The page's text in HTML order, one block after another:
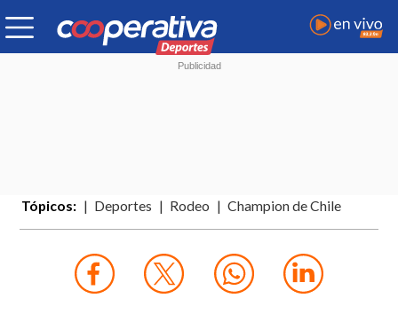
Tópicos: Deportes Rodeo Champion de Chile